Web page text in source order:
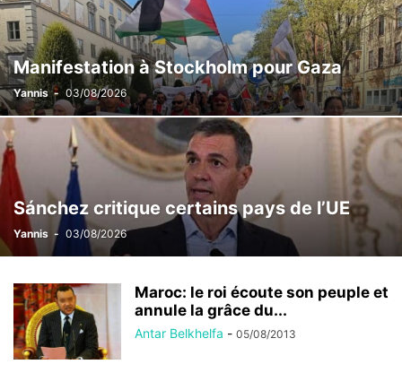
Manifestation à Stockholm pour Gaza
Yannis - 03/08/2026
Sánchez critique certains pays de l’UE
Yannis - 03/08/2026
Maroc: le roi écoute son peuple et
annule la grâce du...
Antar Belkhelfa - 05/08/2013